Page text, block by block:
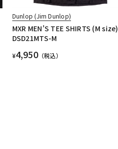
Dunlop (Jim Dunlop)
MXR MEN'S TEE SHIRTS (M size)
DSD21MTS-M
¥4,950（税込）